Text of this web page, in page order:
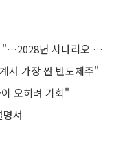
"현대차 주가, 아직 시작도 안 했다"…2028년 시나리오 보니
서 가장 싼 반도체주"
오히려 기회"
명서